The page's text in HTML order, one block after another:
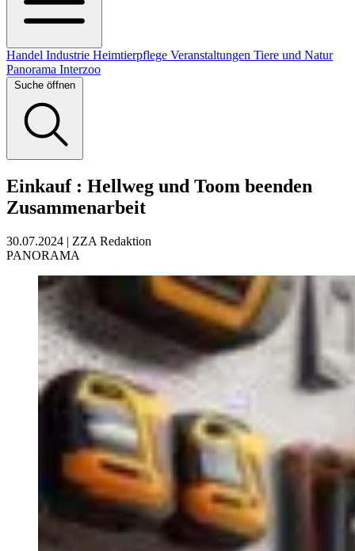
Handel Industrie Heimtierpflege Veranstaltungen Tiere und Natur
Panorama Interzoo
Suche öffnen
Einkauf : Hellweg und Toom beenden
Zusammenarbeit
30.07.2024 | ZZA Redaktion
PANORAMA